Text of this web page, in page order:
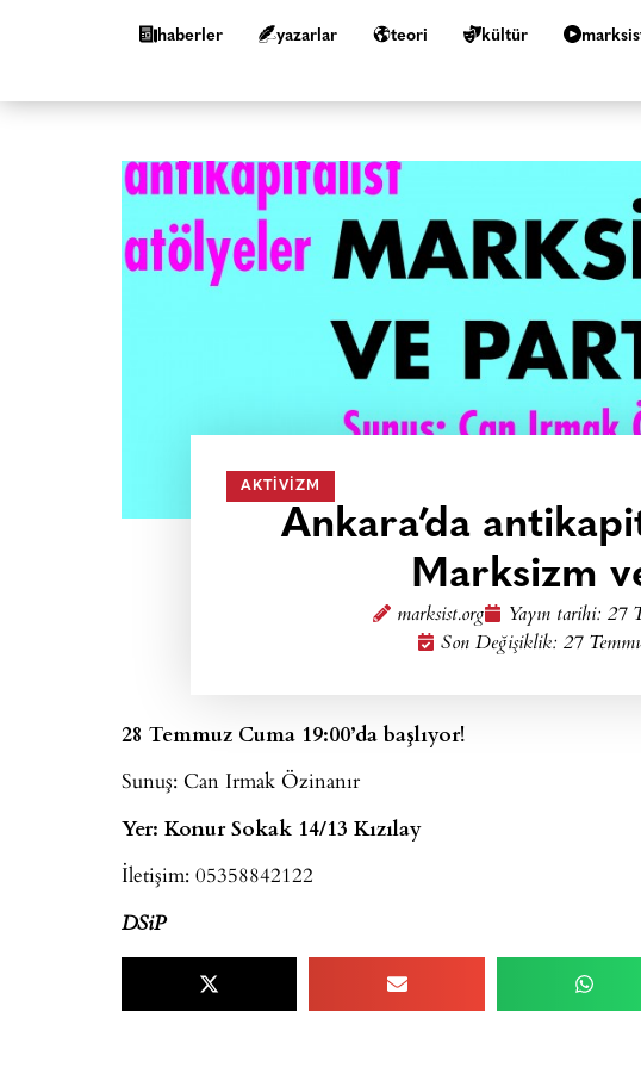
haberler yazarlar teori kültür
AKTIVIZM
Ankara’da
Marksizm
marksist.org Yayın tarihi: 27
Son Değişiklik: 27
28 Temmuz Cuma 19:00’da başlıyor!
Sunuş: Can Irmak Özinanır
Yer: Konur Sokak 14/13 Kızılay
İletişim: 05358842122
DSiP